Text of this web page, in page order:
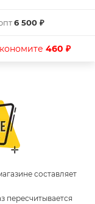
6 500 ₽
460 ₽
составляет
пересчитывается